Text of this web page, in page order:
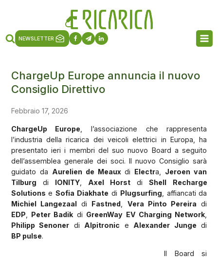
NEWSLETTER
ChargeUp Europe annuncia il nuovo
Consiglio Direttivo
Febbraio 17, 2026
ChargeUp Europe , l’associazione che rappresenta
l’industria della ricarica dei veicoli elettrici in Europa, ha
presentato ieri i membri del suo nuovo Board a seguito
dell’assemblea generale dei soci. Il nuovo Consiglio sarà
guidato da Aurelien de Meauxdi Electra, Jeroen van
Tilburg di IONITY, Axel Horst diShell Recharge
Solutions eSofia Diakhate di Plugsurfing , affiancati da
Michiel Langezaaldi Fastned Vera Pinto Pereira di
EDP
Peter Badik di GreenWay EV Charging Network
Philipp Senoner di Alpitronic e Alexander Junge di
BP pulse.
Il Board si